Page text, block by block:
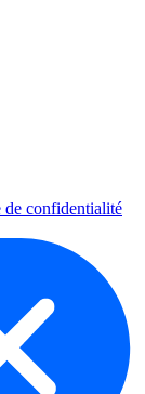
de confidentialité